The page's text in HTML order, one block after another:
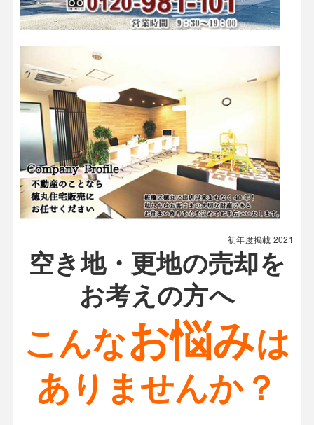
初年度掲載 2021
空き地・更地の売却を
お考えの方へ
こんなお悩みは
ありませんか？